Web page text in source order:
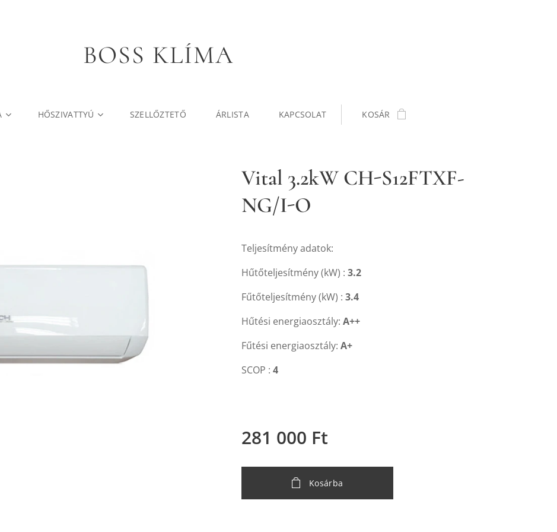
BOSS KLÍMA
HŐSZIVATTYÚ SZELLŐZTETŐ ÁRLISTA KAPCSOLAT KOSÁR
Vital 3.2kW CH-S12FTXF-
NG/I-O
Teljesítmény adatok:
Hűtőteljesítmény (kW) : 3.2
Fűtőteljesítmény (kW) : 3.4
Hűtési energiaosztály: A++
Fűtési energiaosztály: A+
SCOP : 4
281 000 Ft
Kosárba